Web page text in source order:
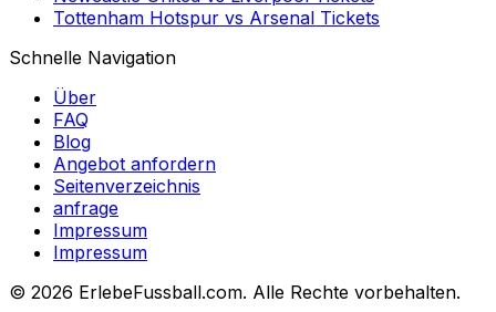
Tottenham Hotspur vs Arsenal Tickets
Schnelle Navigation
Über
FAQ
Blog
Angebot anfordern
Seitenverzeichnis
anfrage
Impressum
Impressum
© 2026 ErlebeFussball.com. Alle Rechte vorbehalten.